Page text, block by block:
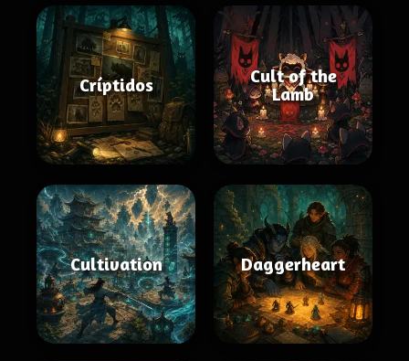
Críptidos
Cult of the
Lamb
Cultivation Daggerheart